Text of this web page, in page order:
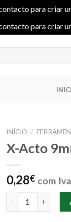
para criar
para criar
INÍCIO /
X-Acto
0,28€ com Iva